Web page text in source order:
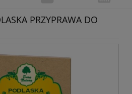
PRZYPRAWA DO